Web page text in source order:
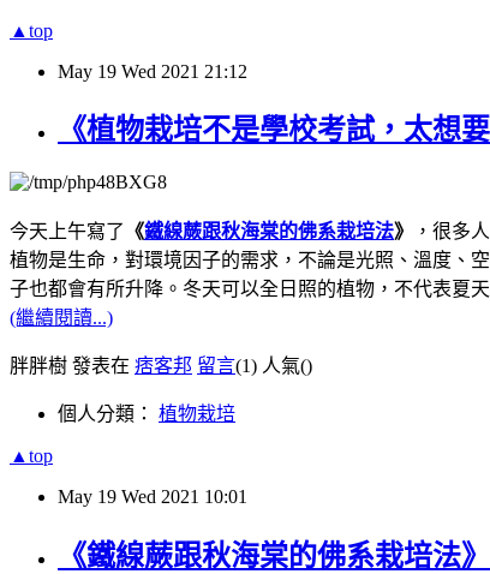
▲top
May 19 Wed 2021 21:12
《植物栽培不是學校考試，太想
今天上午寫了 《鐵線蕨跟秋海棠的佛系栽培法》
，很多
植物是生命，對環境因子的需求，不論是光照、溫度、
子也都會有所升降。冬天可以全日照的植物，不代表夏
(繼續閱讀...)
胖胖樹 發表在 痞客邦 留言(1) 人氣()
個人分類： 植物栽培
▲top
May 19 Wed 2021 10:01
《鐵線蕨跟秋海棠的佛系栽培法》